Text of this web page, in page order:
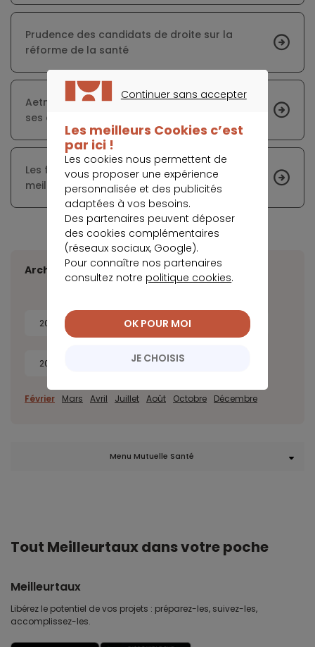
Prudence des candidats de droite sur la
réforme de la santé
Aetna offrira bientôt le produit Apple Watch à
ses adhérents
Les fonctionnaires peuvent bénéficier d'une
meilleure couverture
Archives
2026 2025 2024 2023
2022 2020
Février Mars Avril Juillet Août Octobre Décembre
Menu Mutuelle Santé
Tout Meilleurtaux dans votre poche
Meilleurtaux
Libérez le potentiel de vos projets : préparez-les, suivez-les,
accomplissez-les.
Continuer sans accepter
Les meilleurs Cookies c’est
par ici !
Les cookies nous permettent de
vous proposer une expérience
personnalisée et des publicités
adaptées à vos besoins.
Des partenaires peuvent déposer
des cookies complémentaires
(réseaux sociaux, Google).
Pour connaître nos partenaires
consultez notre politique cookies.
JE CHOISIS
OK POUR MOI